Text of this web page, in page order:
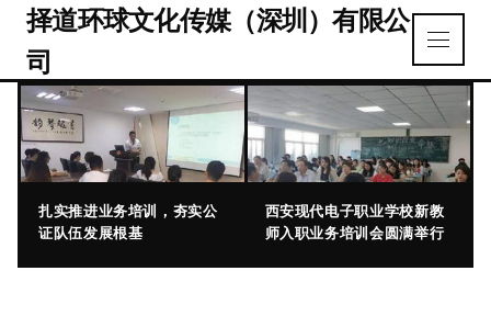
择道环球文化传媒（深圳）有限公
司
扎实推进业务培训，夯实公
证队伍发展根基
西安现代电子职业学校新教
师入职业务培训会圆满举行